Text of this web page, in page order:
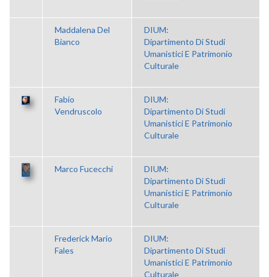
Maddalena Del
Bianco
DIUM:
Dipartimento Di Studi
Umanistici E Patrimonio
Culturale
Fabio
Vendruscolo
DIUM:
Dipartimento Di Studi
Umanistici E Patrimonio
Culturale
Marco Fucecchi
DIUM:
Dipartimento Di Studi
Umanistici E Patrimonio
Culturale
Frederick Mario
Fales
DIUM:
Dipartimento Di Studi
Umanistici E Patrimonio
Culturale